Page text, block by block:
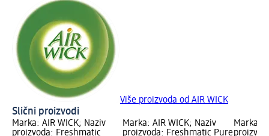
Više proizvoda od AIR WICK
Slični proizvodi
Marka: AIR WICK; Naziv
proizvoda: Freshmatic
Marka: AIR WICK; Naziv
proizvoda: Freshmatic Pure
Marka: